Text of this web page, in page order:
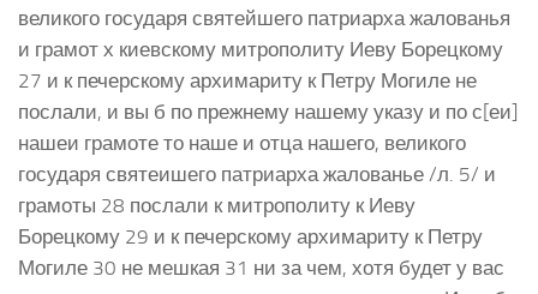
великого государя святейшего патриарха жалованья
и грамот х киевскому митрополиту Иеву Борецкому
27 и к печерскому архимариту к Петру Могиле не
послали, и вы б по прежнему нашему указу и по с[еи]
нашеи грамоте то наше и отца нашего, великого
государя святеишего патриарха жалованье /л. 5/ и
грамоты 28 послали к митрополиту к Иеву
Борецкому 29 и к печерскому архимариту к Петру
Могиле 30 не мешкая 31 ни за чем, хотя будет у вас